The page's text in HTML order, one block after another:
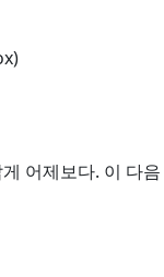
어제보다. 이 다